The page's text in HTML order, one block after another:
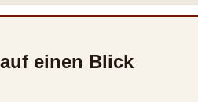
einen Blick